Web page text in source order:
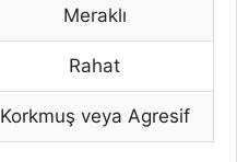
Meraklı
Rahat
Korkmuş veya Agresif